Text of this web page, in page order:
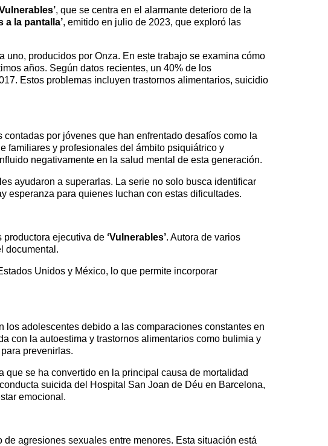
, que se centra en el alarmante deterioro de la
a la pantalla’, emitido en julio de 2023, que exploró las
uno, producidos por Onza. En este trabajo se examina cómo
años. Según datos recientes, un 40% de los
Estos problemas incluyen trastornos alimentarios, suicidio
por jóvenes que han enfrentado desafíos como la
familiares y profesionales del ámbito psiquiátrico y
negativamente en la salud mental de esta generación.
ayudaron a superarlas. La serie no solo busca identificar
esperanza para quienes luchan con estas dificultades.
productora ejecutiva de ‘Vulnerables’. Autora de varios
documental.
Unidos y México, lo que permite incorporar
los adolescentes debido a las comparaciones constantes en
con la autoestima y trastornos alimentarios como bulimia y
prevenirlas.
que se ha convertido en la principal causa de mortalidad
suicida del Hospital San Joan de Déu en Barcelona,
emocional.
agresiones sexuales entre menores. Esta situación está